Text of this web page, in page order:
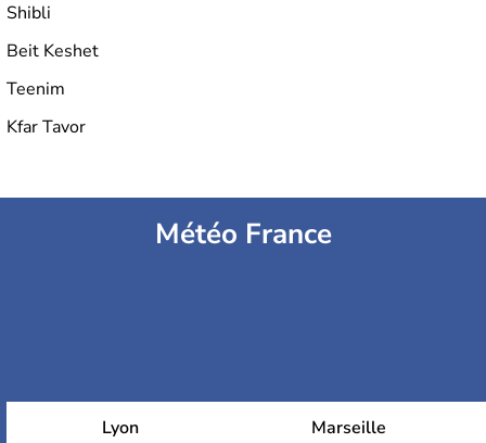
Shibli
Beit Keshet
Teenim
Kfar Tavor
Météo France
Lyon Marseille